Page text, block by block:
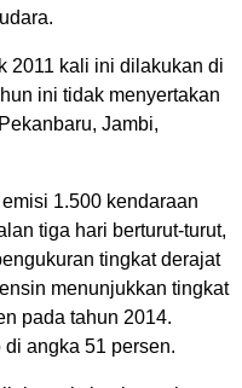
2011 kali ini dilakukan di
ini tidak menyertakan
Jambi,
1.500 kendaraan
tiga hari berturut-turut,
tingkat derajat
menunjukkan tingkat
pada tahun 2014.
angka 51 persen.